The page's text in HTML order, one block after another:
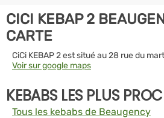
CICI KEBAP 2
CARTE
CiCi KEBAP 2 est situé au 28 rue du
Voir sur google maps
KEBABS LES PLUS
Tous les kebabs de Beaugency